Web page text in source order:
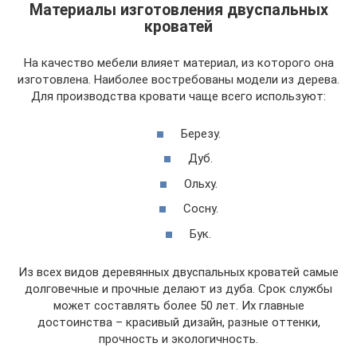
Материалы изготовления двуспальных
кроватей
На качество мебели влияет материал, из которого она
изготовлена. Наиболее востребованы модели из дерева.
Для производства кровати чаще всего используют:
Березу.
Дуб.
Ольху.
Сосну.
Бук.
Из всех видов деревянных двуспальных кроватей самые
долговечные и прочные делают из дуба. Срок службы
может составлять более 50 лет. Их главные
достоинства – красивый дизайн, разные оттенки,
прочность и экологичность.